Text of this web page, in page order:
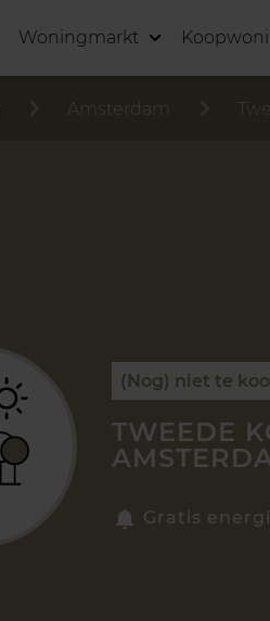
Woningmarkt
Amsterdam
(Nog) niet te
TWEEDE
Gratis